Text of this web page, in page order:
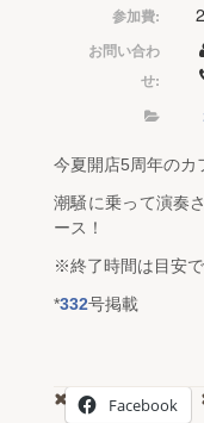
参加費:
お問い合わ
せ:
今夏開店5周年のカ
潮騒に乗って演奏
ース！
※終了時間は目安
*332号掲載
Facebook